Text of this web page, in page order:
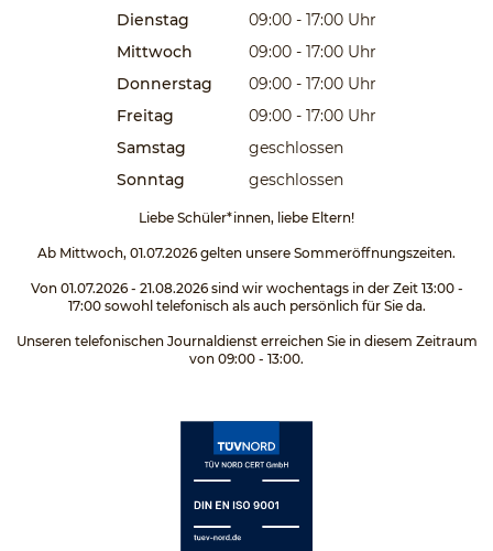
Dienstag
09:00 - 17:00 Uhr
Mittwoch
09:00 - 17:00 Uhr
Donnerstag
09:00 - 17:00 Uhr
Freitag
09:00 - 17:00 Uhr
Samstag
geschlossen
Sonntag
geschlossen
Liebe Schüler*innen, liebe Eltern!
Ab Mittwoch, 01.07.2026 gelten unsere Sommeröffnungszeiten.
Von 01.07.2026 - 21.08.2026 sind wir wochentags in der Zeit 13:00 -
17:00 sowohl telefonisch als auch persönlich für Sie da.
Unseren telefonischen Journaldienst erreichen Sie in diesem Zeitraum
von 09:00 - 13:00.